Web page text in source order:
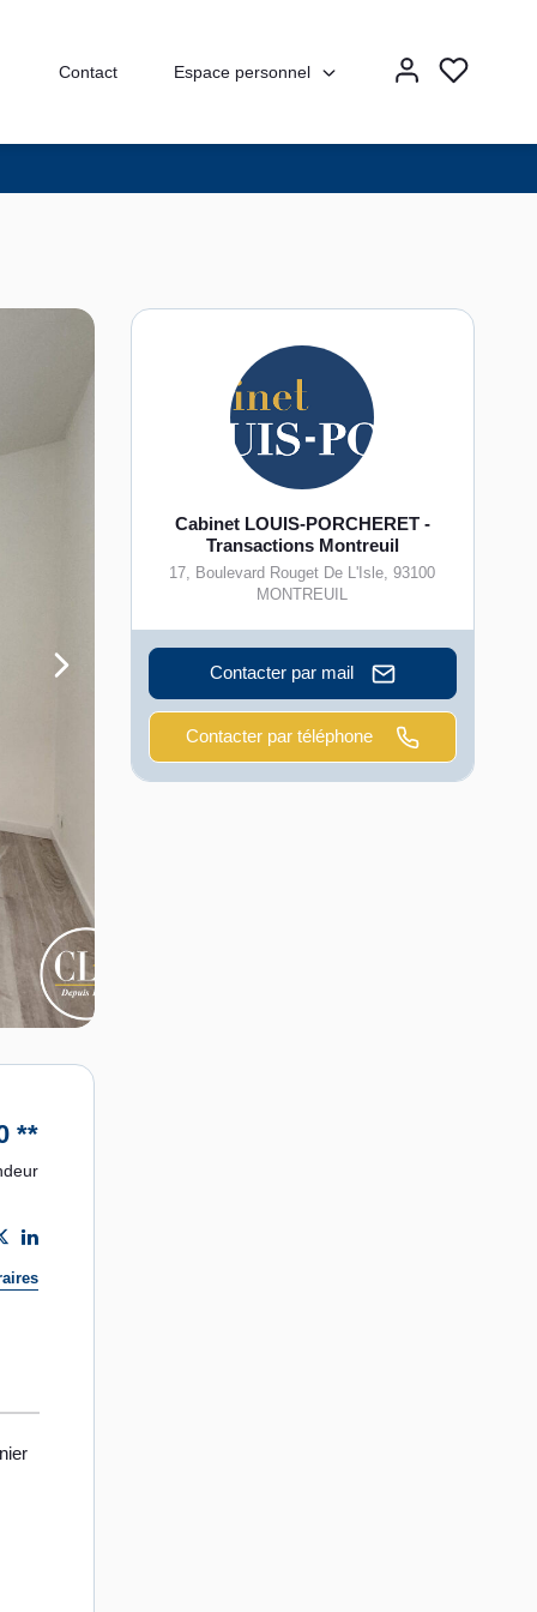
Contact Espace personnel
**
Cabinet LOUIS-PORCHERET -
Transactions Montreuil
17, Boulevard Rouget De L'Isle,93100
MONTREUIL
Contacter par mail
Contacter par téléphone